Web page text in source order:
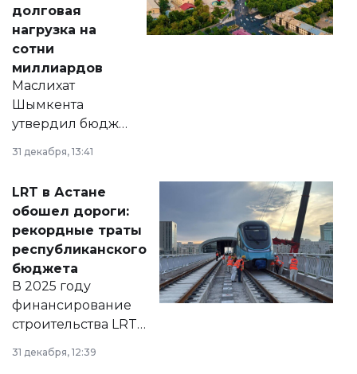
долговая
нагрузка на
сотни
миллиардов
Маслихат
Шымкента
утвердил бюджет
города на 2026–
2028 годы.
документ
появился в базе
нормативных
правовых актов и
на сайте маслихат
города.
31 декабря, 13:41
LRT в Астане
обошел дороги:
рекордные траты
республиканского
бюджета
В 2025 году
финансирование
строительства LRT
в Астане из
республиканского
31 декабря, 12:39